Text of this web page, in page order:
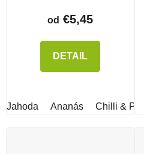
od €5,45
DETAIL
Jahoda Ananás Chilli &